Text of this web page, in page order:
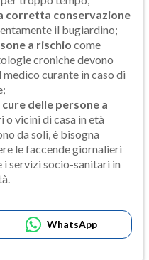
corretta conservazione
il bugiardino;
a rischio come
croniche devono
curante in caso di
delle persone a
o vicini di casa in età
da soli, è bisogna
le faccende giornalieri
servizi socio-sanitari in
WhatsApp